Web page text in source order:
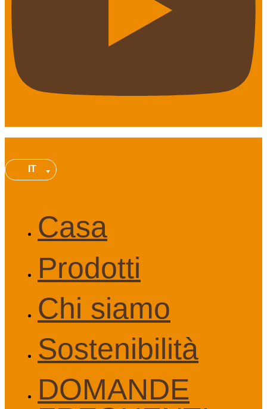
IT
Casa
Prodotti
Chi siamo
Sostenibilità
DOMANDE